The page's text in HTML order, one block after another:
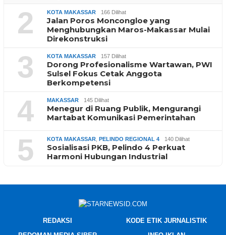
2 KOTA MAKASSAR 166 Dilihat
Jalan Poros Moncongloe yang
Menghubungkan Maros-Makassar Mulai
Direkonstruksi
3 KOTA MAKASSAR 157 Dilihat
Dorong Profesionalisme Wartawan, PWI
Sulsel Fokus Cetak Anggota
Berkompetensi
4 MAKASSAR 145 Dilihat
Menegur di Ruang Publik, Mengurangi
Martabat Komunikasi Pemerintahan
5 KOTA MAKASSAR PELINDO REGIONAL 4 140 Dilihat
Sosialisasi PKB, Pelindo 4 Perkuat
Harmoni Hubungan Industrial
REDAKSI
KODE ETIK JURNALISTIK